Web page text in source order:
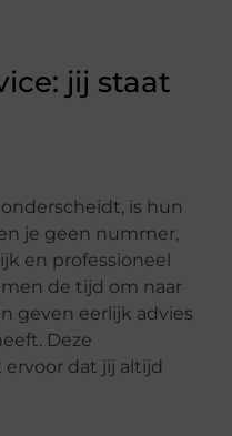
jij staat
is hun
je geen nummer,
en professioneel
de tijd om naar
geven eerlijk advies
Deze
dat jij altijd